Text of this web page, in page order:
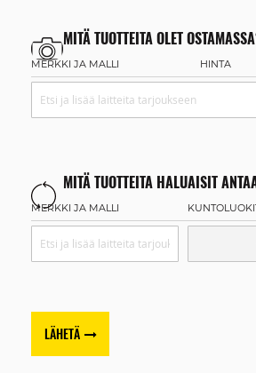
MITÄ TUOTTEITA OLET
MERKKI JA MALLI HINTA
MITÄ TUOTTEITA HALUAISIT
MERKKI JA MALLI
LÄHETÄ